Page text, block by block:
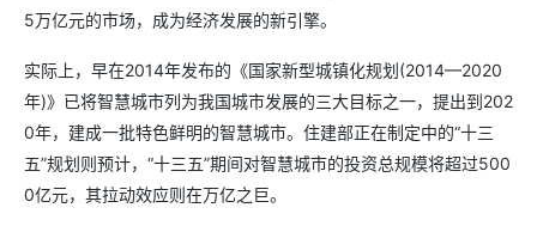
5万亿元的市场，成为经济发展的新引擎。
实际上，早在2014年发布的《国家新型城镇化规划(2014—2020
年)》已将智慧城市列为我国城市发展的三大目标之一，提出到202
0年，建成一批特色鲜明的智慧城市。住建部正在制定中的“十三
五”规划则预计，“十三五”期间对智慧城市的投资总规模将超过500
0亿元，其拉动效应则在万亿之巨。